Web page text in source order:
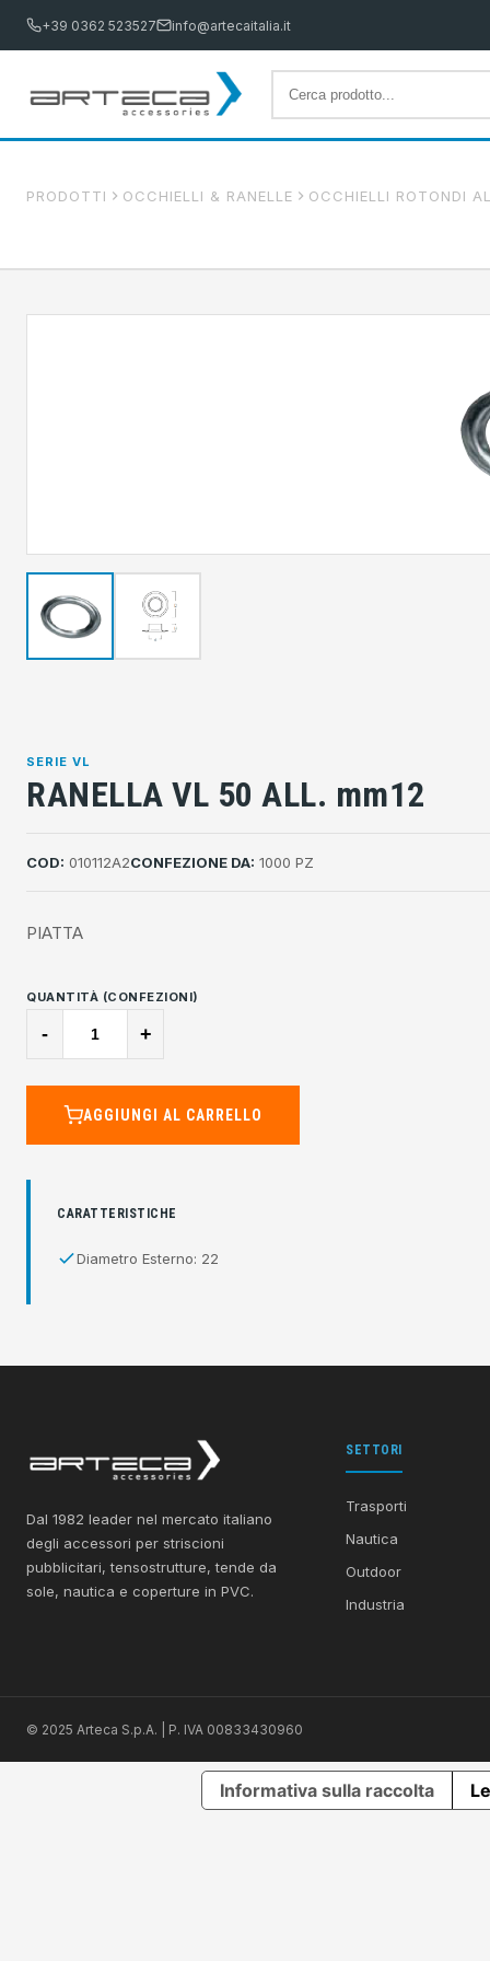
+39 0362 523527 info@artecaitalia.it
PRODOTTI OCCHIELLI & RANELLE OCCHIELLI ROTONDI
SERIE VL
RANELLA VL 50 ALL. mm12
COD: 010112A2CONFEZIONE DA: 1000 PZ
PIATTA
QUANTITÀ (CONFEZIONI)
- +
AGGIUNGI AL CARRELLO
CARATTERISTICHE
Diametro Esterno: 22
Dal 1982 leader nel mercato italiano
degli accessori per striscioni
pubblicitari, tensostrutture, tende da
sole, nautica e coperture in PVC.
SETTORI
Trasporti
Nautica
Outdoor
Industria
© 2025 Arteca S.p.A. | P. IVA 00833430960
Informativa sulla raccolta